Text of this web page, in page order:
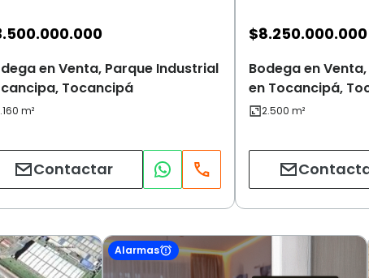
en Venta, Parque Industrial
Tocancipá
Contactar
$8.250.000.000
Bodega en
en Tocancipá,
Alarmas